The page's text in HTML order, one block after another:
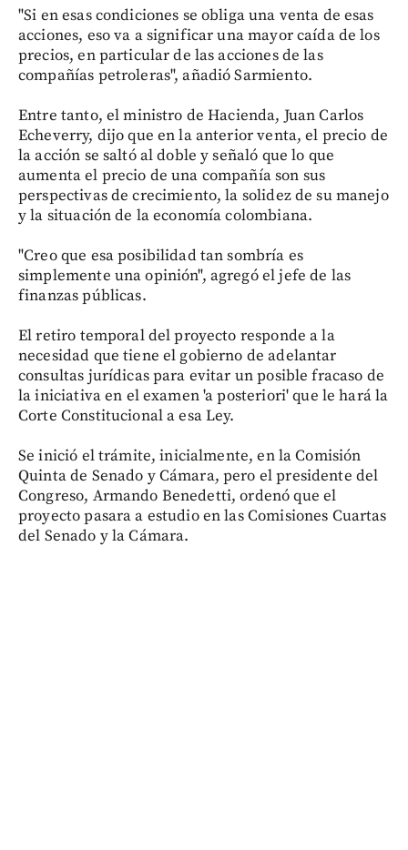
"Si en esas condiciones se obliga una venta de esas
acciones, eso va a significar una mayor caída de los
precios, en particular de las acciones de las
compañías petroleras", añadió Sarmiento.
Entre tanto, el ministro de Hacienda, Juan Carlos
Echeverry, dijo que en la anterior venta, el precio de
la acción se saltó al doble y señaló que lo que
aumenta el precio de una compañía son sus
perspectivas de crecimiento, la solidez de su manejo
y la situación de la economía colombiana.
"Creo que esa posibilidad tan sombría es
simplemente una opinión", agregó el jefe de las
finanzas públicas.
El retiro temporal del proyecto responde a la
necesidad que tiene el gobierno de adelantar
consultas jurídicas para evitar un posible fracaso de
la iniciativa en el examen 'a posteriori' que le hará la
Corte Constitucional a esa Ley.
Se inició el trámite, inicialmente, en la Comisión
Quinta de Senado y Cámara, pero el presidente del
Congreso, Armando Benedetti, ordenó que el
proyecto pasara a estudio en las Comisiones Cuartas
del Senado y la Cámara.